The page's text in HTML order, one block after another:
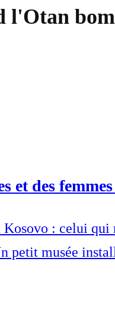
l'Otan
et des
: celui
petit musée